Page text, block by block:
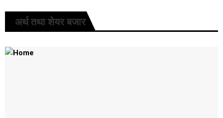
अर्थ तथा शेयर बजार